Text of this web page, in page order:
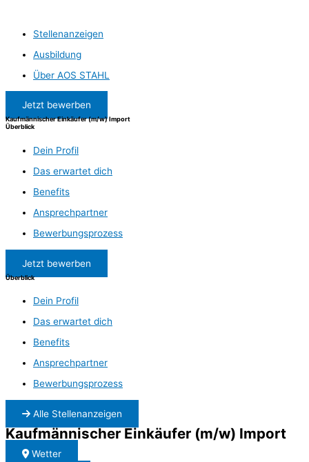
Stellenanzeigen
Ausbildung
Über AOS STAHL
Jetzt bewerben
Kaufmännischer Einkäufer (m/w) Import
Überblick
Dein Profil
Das erwartet dich
Benefits
Ansprechpartner
Bewerbungsprozess
Jetzt bewerben
Überblick
Dein Profil
Das erwartet dich
Benefits
Ansprechpartner
Bewerbungsprozess
Alle Stellenanzeigen
Kaufmännischer Einkäufer (m/w) Import
Wetter